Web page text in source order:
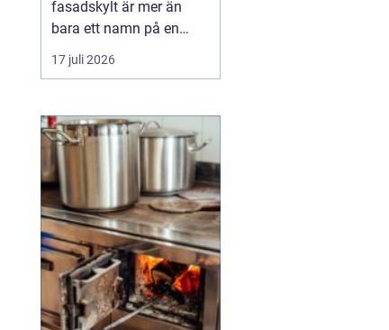
fasadskylt är mer än
bara ett namn på en
vägg. Den fungerar som
företagets ansikte utåt,
signalerar kvalitet innan
någon ens har klivit
innanför dörren. F&o...
17 juli 2026